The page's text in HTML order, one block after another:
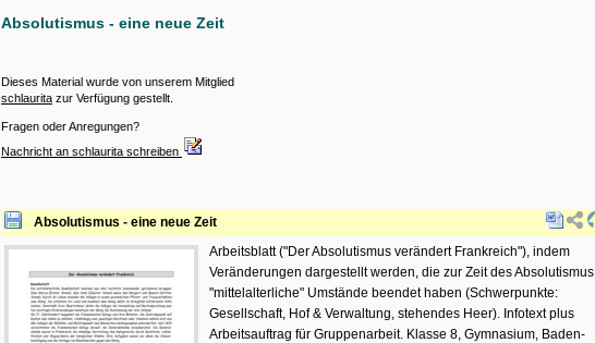
Absolutismus - eine neue Zeit
Dieses Material wurde von unserem Mitglied
schlaurita zur Verfügung gestellt.
Fragen oder Anregungen?
Nachricht an schlaurita schreiben
Absolutismus - eine neue Zeit
Arbeitsblatt ("Der Absolutismus verändert Frankreich"), indem
Veränderungen dargestellt werden, die zur Zeit des Absolutismus
"mittelalterliche" Umstände beendet haben (Schwerpunkte:
Gesellschaft, Hof & Verwaltung, stehendes Heer). Infotext plus
Arbeitsauftrag für Gruppenarbeit. Klasse 8, Gymnasium, Baden-